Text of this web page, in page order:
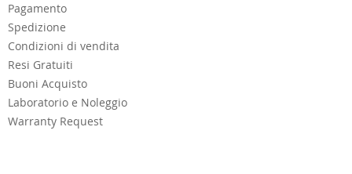
Pagamento
Spedizione
Condizioni di vendita
Resi Gratuiti
Buoni Acquisto
Laboratorio e Noleggio
Warranty Request